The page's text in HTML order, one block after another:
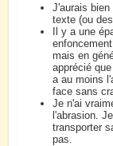
J'aurais
texte (ou
Il y a une
mais en
apprécié
a au moins
face sans
Je n'ai
l'abrasion.
transporter
pas.